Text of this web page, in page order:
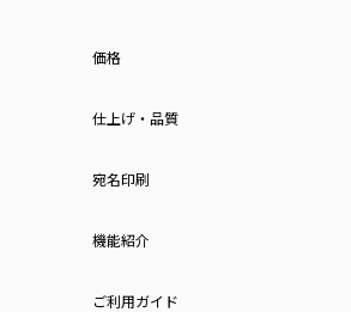
価格
仕上げ・品質
宛名印刷
機能紹介
ご利用ガイド